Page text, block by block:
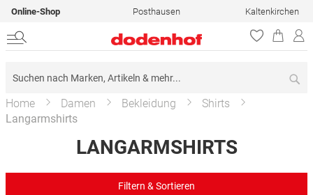
Online-Shop Posthausen Kaltenkirchen
Home Damen Bekleidung
Shirts
Langarmshirts
LANGARMSHIRTS
Filtern & Sortieren